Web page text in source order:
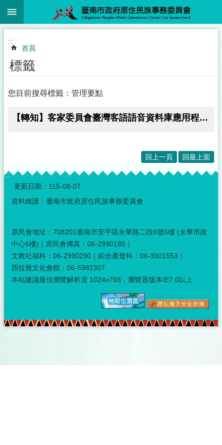
跳到主要內容區塊
:::
首頁
標籤
您目前搜尋標籤：管理要點
【轉知】客家委員會臺灣客語語音資料庫應用程式介面管理要點
回上一頁 回最上面
:::
更新日期： 115-08-07
資料維護：臺南市政府原住民族事務委員會
原民會地址：708201臺南市安平區永華路二段6號6樓 (永華市政
中心6樓)｜原民會傳真：06-2990185｜
文教社福科：06-2990290｜綜合產發科：06-3901553｜
西拉雅文化會館：06-5982307
本站建議最佳瀏覽解析度 1024x768，瀏覽器版本IE7.0以上